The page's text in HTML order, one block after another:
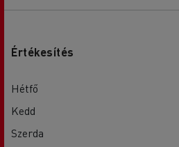
Értékesítés
Hétfő
Kedd
Szerda